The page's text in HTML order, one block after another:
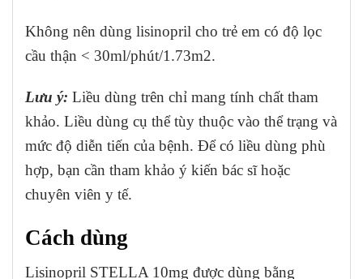
Không nên dùng lisinopril cho trẻ em có độ lọc
cầu thận < 30ml/phút/1.73m2.
Lưu ý: Liều dùng trên chỉ mang tính chất tham
khảo. Liều dùng cụ thể tùy thuộc vào thể trạng và
mức độ diễn tiến của bệnh. Để có liều dùng phù
hợp, bạn cần tham khảo ý kiến bác sĩ hoặc
chuyên viên y tế.
Cách dùng
Lisinopril STELLA 10mg được dùng bằng